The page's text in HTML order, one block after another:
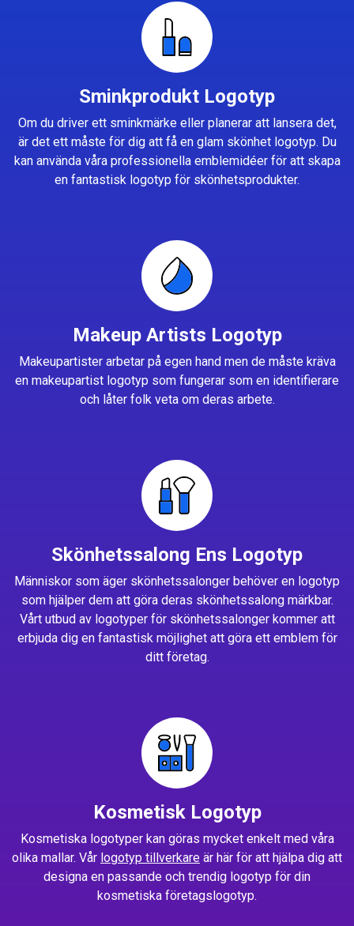
Sminkprodukt Logotyp
Om du driver ett sminkmärke eller planerar att lansera det,
är det ett måste för dig att få en glam skönhet logotyp. Du
kan använda våra professionella emblemidéer för att skapa
en fantastisk logotyp för skönhetsprodukter.
Makeup Artists Logotyp
Makeupartister arbetar på egen hand men de måste kräva
en makeupartist logotyp som fungerar som en identifierare
och låter folk veta om deras arbete.
Skönhetssalong Ens Logotyp
Människor som äger skönhetssalonger behöver en logotyp
som hjälper dem att göra deras skönhetssalong märkbar.
Vårt utbud av logotyper för skönhetssalonger kommer att
erbjuda dig en fantastisk möjlighet att göra ett emblem för
ditt företag.
Kosmetisk Logotyp
Kosmetiska logotyper kan göras mycket enkelt med våra
olika mallar. Vår logotyp tillverkare är här för att hjälpa dig att
designa en passande och trendig logotyp för din
kosmetiska företagslogotyp.